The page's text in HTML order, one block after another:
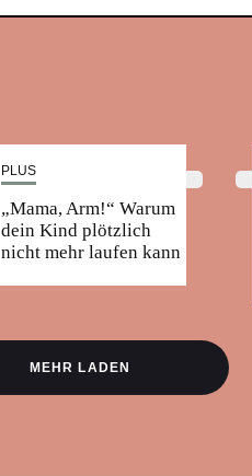
PLUS
„Mama, Arm!“ Warum
dein Kind plötzlich
nicht mehr laufen kann
MEHR LADEN